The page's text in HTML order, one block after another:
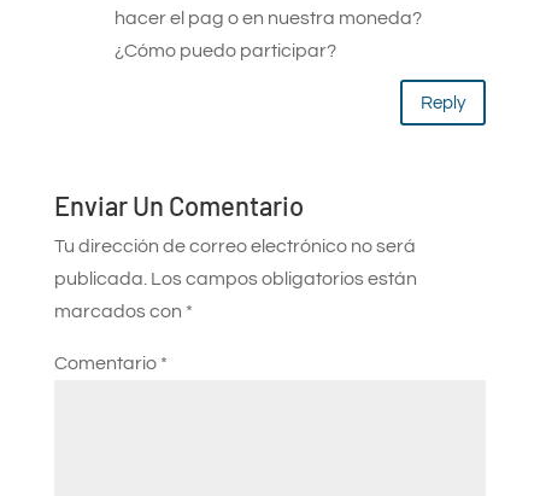
hacer el pag o en nuestra moneda?
¿Cómo puedo participar?
Reply
Enviar Un Comentario
Tu dirección de correo electrónico no será
publicada. Los campos obligatorios están
marcados con *
Comentario *